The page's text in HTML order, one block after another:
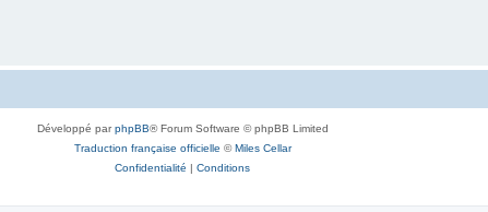
Développé parphpBB® Forum Software © phpBB Limited
Traduction française officielle ©Miles Cellar
Confidentialité | Conditions